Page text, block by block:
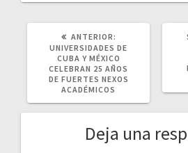
ANTERIOR:
ANTERIOR:
UNIVERSIDADES DE
CUBA Y MÉXICO
CELEBRAN 25 AÑOS
DE FUERTES NEXOS
ACADÉMICOS
Deja una